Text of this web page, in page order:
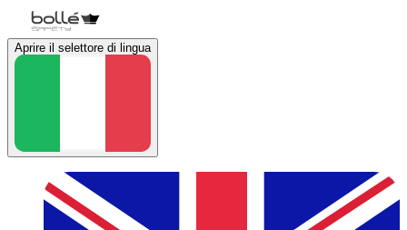
Aprire il selettore di lingua